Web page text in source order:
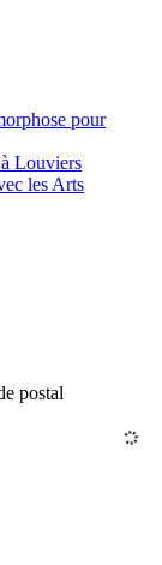
pour
Louviers
les Arts
postal